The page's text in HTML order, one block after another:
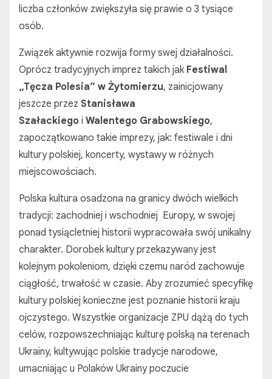
liczba członków zwiększyła się prawie o 3 tysiące
osób.
Związek aktywnie rozwija formy swej działalności.
Oprócz tradycyjnych imprez takich jak Festiwal
„Tęcza Polesia” w Żytomierzu, zainicjowany
jeszcze przez Stanisława
Szałackiego i Walentego Grabowskiego,
zapoczątkowano takie imprezy, jak: festiwale i dni
kultury polskiej, koncerty, wystawy w różnych
miejscowościach.
Polska kultura osadzona na granicy dwóch wielkich
tradycji: zachodniej i wschodniej Europy, w swojej
ponad tysiącletniej historii wypracowała swój unikalny
charakter. Dorobek kultury przekazywany jest
kolejnym pokoleniom, dzięki czemu naród zachowuje
ciągłość, trwałość w czasie. Aby zrozumieć specyfikę
kultury polskiej konieczne jest poznanie historii kraju
ojczystego. Wszystkie organizacje ZPU dążą do tych
celów, rozpowszechniając kulturę polską na terenach
Ukrainy, kultywując polskie tradycje narodowe,
umacniając u Polaków Ukrainy poczucie